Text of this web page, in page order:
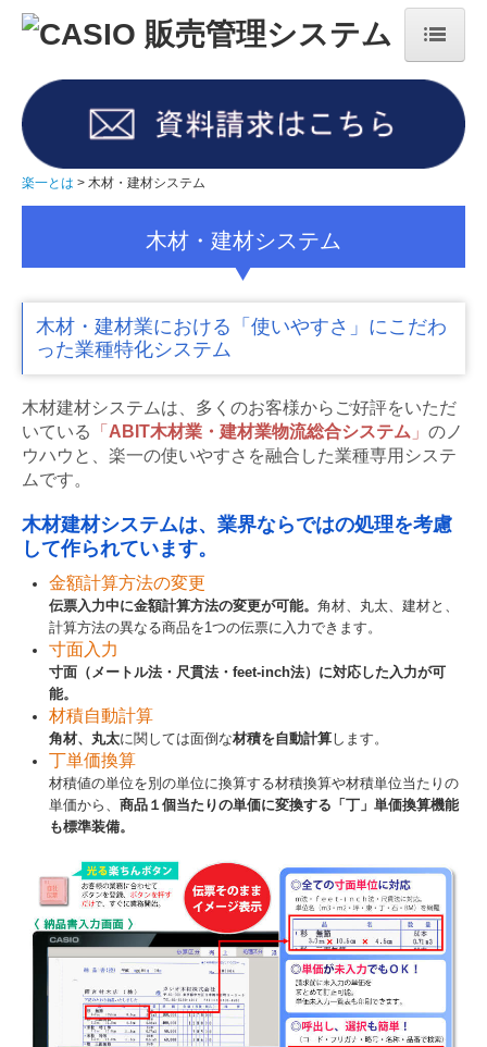
楽一とは
楽一の歴史
楽一 専用機モデル
資料請求・お問合せ
楽一EZ(クラウド版楽一)
ご導入事例
産業廃棄物処理業のお客様
建設業のお客様
製造加工業のお客様
卸売業のお客様
インボイスについて
おまかせeBOX
IT導入補助金情報
楽一とは 木材・建材システム
木材・建材システム
木材・建材業における「使いやすさ」にこだわ
った業種特化システム
木材建材システムは、多くのお客様からご好評をいただ
いている
「 ABIT木材業・建材業物流総合システム 」 のノ
ウハウと、楽一の使いやすさを融合した業種専用システ
ムです。
木材建材システムは、業界ならではの処理を考慮
して作られています。
金額計算方法の変更
伝票入力中に金額計算方法の変更が可能。 角材、丸太、建材と、
計算方法の異なる商品を1つの伝票に入力できます。
寸面入力
寸面（メートル法・尺貫法・feet-inch法）に対応した入力が可
能。
材積自動計算
角材、丸太に関しては面倒な材積を自動計算します。
丁単価換算
材積値の単位を別の単位に換算する材積換算や材積単位当たりの
単価から、 商品１個当たりの単価に変換する「丁」単価換算機能
も標準装備。